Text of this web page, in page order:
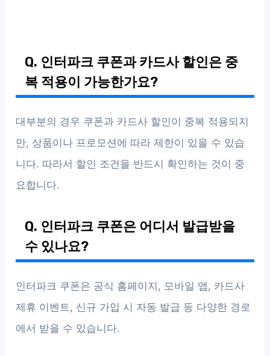
Q. 인터파크 쿠폰과 카드사 할인은 중
복 적용이 가능한가요?
대부분의 경우 쿠폰과 카드사 할인이 중복 적용되지
만, 상품이나 프로모션에 따라 제한이 있을 수 있습
니다. 따라서 할인 조건을 반드시 확인하는 것이 중
요합니다.
Q. 인터파크 쿠폰은 어디서 발급받을
수 있나요?
인터파크 쿠폰은 공식 홈페이지, 모바일 앱, 카드사
제휴 이벤트, 신규 가입 시 자동 발급 등 다양한 경로
에서 받을 수 있습니다.